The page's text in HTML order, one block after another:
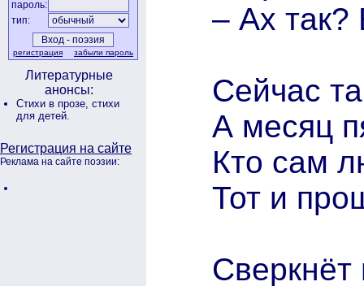
пароль:
тип:
регистрация забыли пароль
Литературные
анонсы:
Стихи в прозе, стихи
для детей.
Регистрация на сайте
Реклама на сайте поэзии:
– Ах
Сейчас
А месяц
Кто сам
Тот и
Сверкнёт